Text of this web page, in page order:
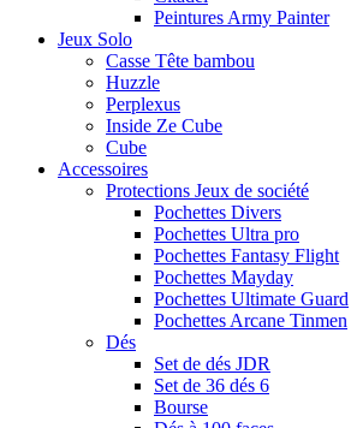
Peintures Army Painter
Jeux Solo
Casse Tête bambou
Huzzle
Perplexus
Inside Ze Cube
Cube
Accessoires
Protections Jeux de société
Pochettes Divers
Pochettes Ultra pro
Pochettes Fantasy Flight
Pochettes Mayday
Pochettes Ultimate Guard
Pochettes Arcane Tinmen
Dés
Set de dés JDR
Set de 36 dés 6
Bourse